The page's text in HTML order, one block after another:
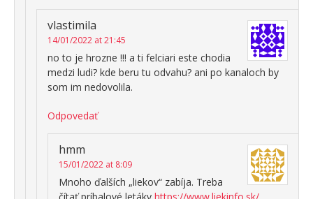
vlastimila
14/01/2022 at 21:45
no to je hrozne !!! a ti felciari este chodia
medzi ludi? kde beru tu odvahu? ani po kanaloch by
som im nedovolila.
Odpovedať
hmm
15/01/2022 at 8:09
Mnoho ďalších „liekov“ zabíja. Treba